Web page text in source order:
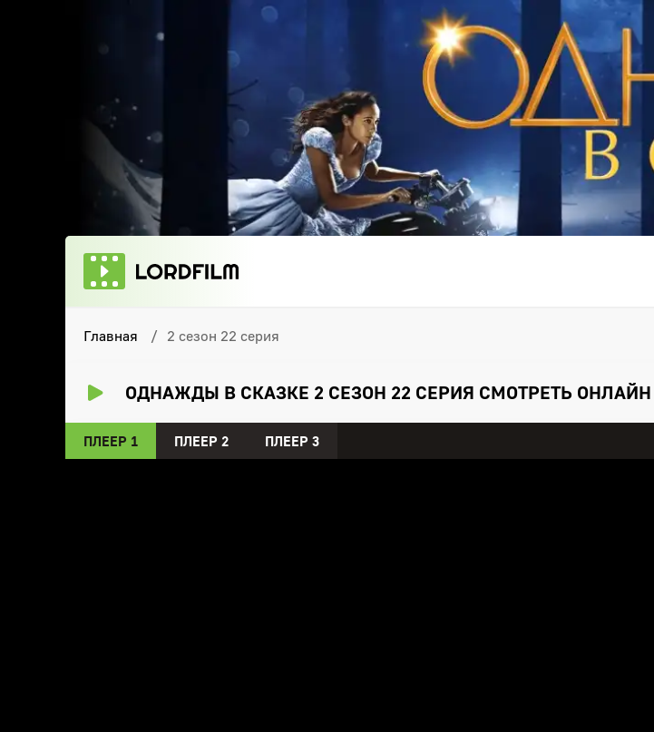
Главная 2 сезон 22 серия
ОДНАЖДЫ В СКАЗКЕ 2 СЕЗОН 22 СЕРИЯ СМОТРЕТЬ ОНЛАЙН
ПЛЕЕР 1 ПЛЕЕР 2 ПЛЕЕР 3